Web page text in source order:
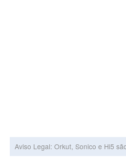
Aviso Legal: Orkut, Sonico e Hi5